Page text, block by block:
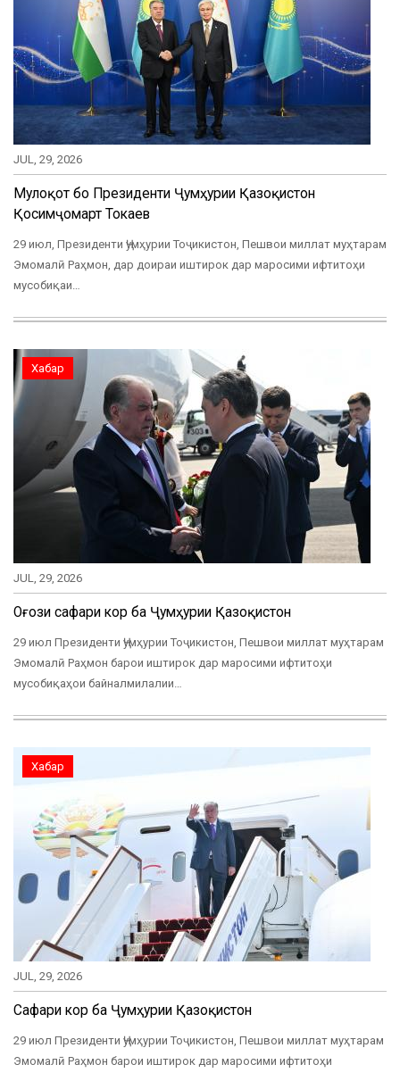
JUL, 29, 2026
Мулоқот бо Президенти Ҷумҳурии Қазоқистон
Қосимҷомарт Токаев
29 июл, Президенти Ҷумҳурии Тоҷикистон, Пешвои миллат муҳтарам
Эмомалӣ Раҳмон, дар доираи иштирок дар маросими ифтитоҳи
мусобиқаи…
Хабар
JUL, 29, 2026
Оғози сафари корӣ ба Ҷумҳурии Қазоқистон
29 июл Президенти Ҷумҳурии Тоҷикистон, Пешвои миллат муҳтарам
Эмомалӣ Раҳмон барои иштирок дар маросими ифтитоҳи
мусобиқаҳои байналмилалии…
Хабар
JUL, 29, 2026
Сафари корӣ ба Ҷумҳурии Қазоқистон
29 июл Президенти Ҷумҳурии Тоҷикистон, Пешвои миллат муҳтарам
Эмомалӣ Раҳмон барои иштирок дар маросими ифтитоҳи